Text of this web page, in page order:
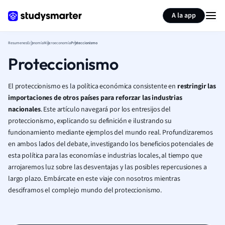
A la app
ResumenesEconomíaMacroeconomíaProteccionismo
Proteccionismo
El proteccionismo es la política económica consistente en restringir las
importaciones de otros países para reforzar las industrias
nacionales. Este artículo navegará por los entresijos del
proteccionismo, explicando su definición e ilustrando su
funcionamiento mediante ejemplos del mundo real. Profundizaremos
en ambos lados del debate, investigando los beneficios potenciales de
esta política para las economías e industrias locales, al tiempo que
arrojaremos luz sobre las desventajas y las posibles repercusiones a
largo plazo. Embárcate en este viaje con nosotros mientras
desciframos el complejo mundo del proteccionismo.
Resumir página